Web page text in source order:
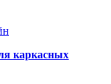
каркасных